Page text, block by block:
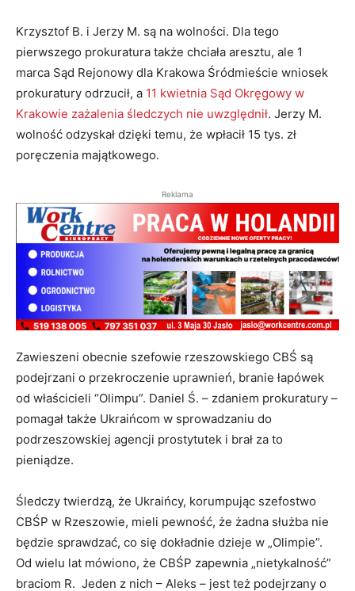
Krzysztof B. i Jerzy M. są na wolności. Dla tego
pierwszego prokuratura także chciała aresztu, ale 1
marca Sąd Rejonowy dla Krakowa Śródmieście wniosek
prokuratury odrzucił, a 11 kwietnia Sąd Okręgowy w
Krakowie zażalenia śledczych nie uwzględnił. Jerzy M.
wolność odzyskał dzięki temu, że wpłacił 15 tys. zł
poręczenia majątkowego.
Reklama
Zawieszeni obecnie szefowie rzeszowskiego CBŚ są
podejrzani o przekroczenie uprawnień, branie łapówek
od właścicieli “Olimpu”. Daniel Ś. – zdaniem prokuratury –
pomagał także Ukraińcom w sprowadzaniu do
podrzeszowskiej agencji prostytutek i brał za to
pieniądze.
Śledczy twierdzą, że Ukraińcy, korumpując szefostwo
CBŚP w Rzeszowie, mieli pewność, że żadna służba nie
będzie sprawdzać, co się dokładnie dzieje w „Olimpie”.
Od wielu lat mówiono, że CBŚP zapewnia „nietykalność”
braciom R. Jeden z nich – Aleks – jest też podejrzany o